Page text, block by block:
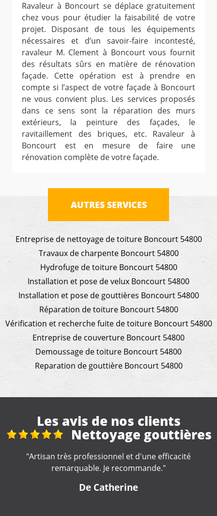
Ravaleur à Boncourt se déplace gratuitement
chez vous pour étudier la faisabilité de votre
projet. Disposant de tous les équipements
nécessaires et d’un savoir-faire incontesté,
ravaleur M. Clement à Boncourt vous fournit
des résultats sûrs en matière de rénovation
façade. Cette opération est à prendre en
compte si l’aspect de votre façade à Boncourt
ne vous convient plus. Les services proposés
dans ce sens sont la réparation des murs
extérieurs, la peinture des façades, le
ravitaillement des briques, etc. Ravaleur à
Boncourt est en mesure de faire une
rénovation complète de votre façade.
AUTRES SERVICES
Entreprise de nettoyage de toiture Boncourt 54800
Travaux de charpente Boncourt 54800
Hydrofuge de toiture Boncourt 54800
Installation et pose de velux Boncourt 54800
Installation et pose de gouttières Boncourt 54800
Réparation de toiture Boncourt 54800
Vérification et recherche fuite de toiture Boncourt 54800
Entreprise de couverture Boncourt 54800
Demoussage de toiture Boncourt 54800
Reparation de gouttière Boncourt 54800
Les avis de nos clients
gouttières
d'une efficacité
travaux
"Des conseils pertinents, un
appris. Un tarif convenable et